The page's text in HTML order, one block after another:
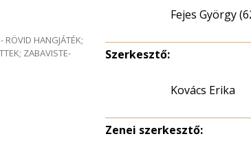
HANGJÁTÉK;
ZABAVISTE-
Fejes György
Szerkesztő:
Kovács Erika
Zenei szerkesztő: